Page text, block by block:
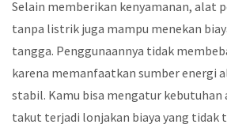
Selain memberikan kenyamanan, alat
tanpa listrik juga mampu menekan
tangga. Penggunaannya tidak
karena memanfaatkan sumber energi
stabil. Kamu bisa mengatur kebutuhan
takut terjadi lonjakan biaya yang tidak